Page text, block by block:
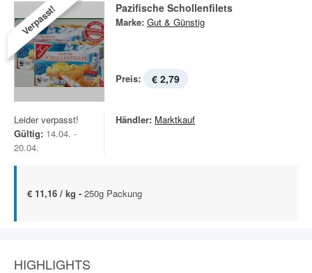
Verpasst! Pazifische Schollenfilets
Marke: Gut & Günstig
Preis: € 2,79
Leider verpasst!
Gültig: 14.04. -
20.04.
Händler: Marktkauf
€ 11,16 / kg - 250g Packung
HIGHLIGHTS